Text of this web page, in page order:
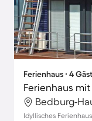
Ferienhaus ∙ 4
Bedburg-
Idyllisches